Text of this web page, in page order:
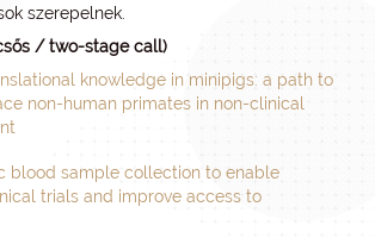
szerepelnek.
/ two-stage call)
knowledge in minipigs: a path to
non-human primates in non-clinical
blood sample collection to enable
trials and improve access to